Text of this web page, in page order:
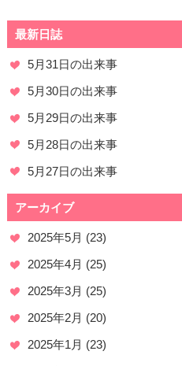
最新日誌
5月31日の出来事
5月30日の出来事
5月29日の出来事
5月28日の出来事
5月27日の出来事
アーカイブ
2025年5月 (23)
2025年4月 (25)
2025年3月 (25)
2025年2月 (20)
2025年1月 (23)